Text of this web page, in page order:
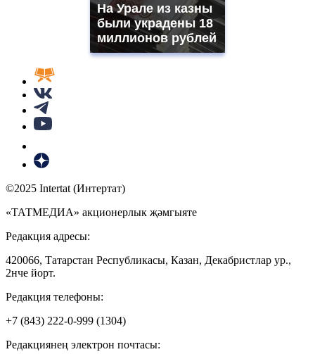
На Урале из казны
были украдены 18
миллионов рублей
©2025 Intertat (Интертат)
«ТАТМЕДИА» акционерлык җәмгыяте
Редакция адресы:
420066, Татарстан Республикасы, Казан, Декабристлар ур.,
2нче йорт.
Редакция телефоны:
+7 (843) 222-0-999 (1304)
Редакциянең электрон почтасы: